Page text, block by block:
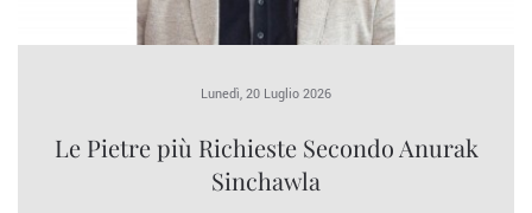
Lunedì, 20 Luglio 2026
Le Pietre più Richieste Secondo Anurak
Sinchawla